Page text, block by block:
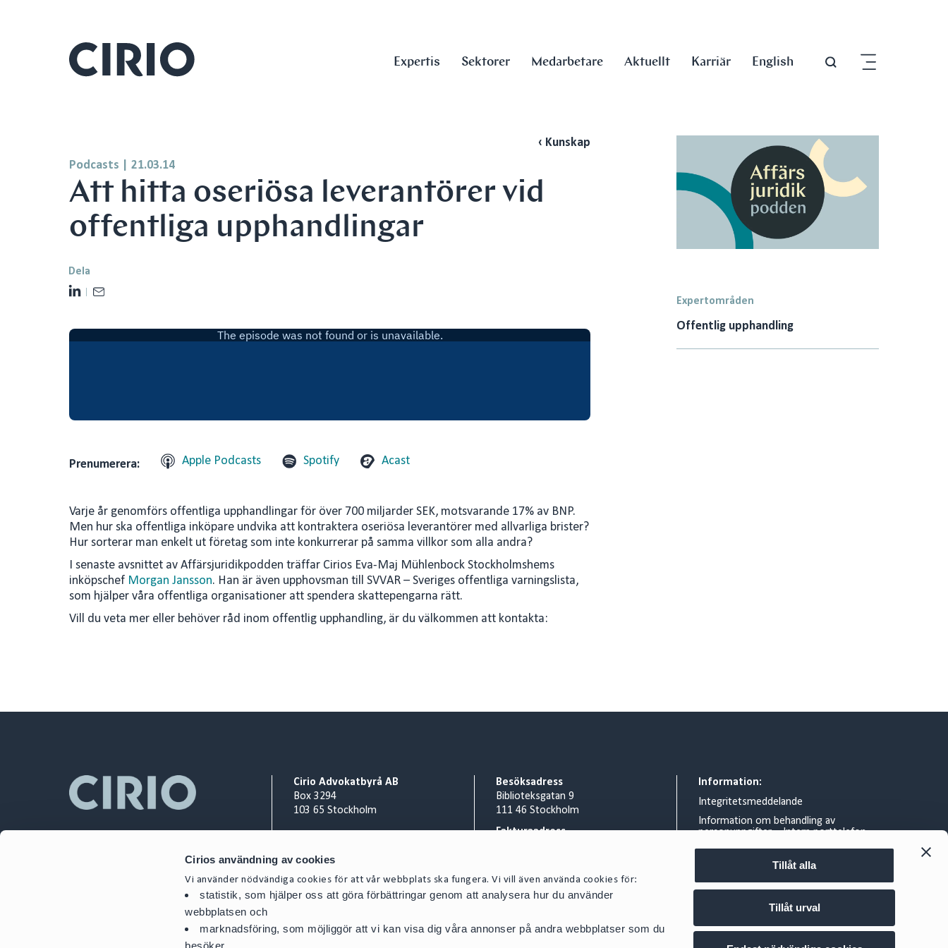
Cirios användning av cookies
Vi använder nödvändiga cookies för att vår webbplats ska fungera. Vi vill även använda cookies för:
statistik, som hjälper oss att göra förbättringar genom att analysera hur du använder
webbplatsen och
marknadsföring, som möjliggör att vi kan visa dig våra annonser på andra webbplatser som du
Tillåt alla
Tillåt urval
Expertis Sektorer Medarbetare Aktuellt Karriär English
‹ Kunskap
Podcasts |21.03.14
Att hitta oseriösa leverantörer vid
offentliga upphandlingar
Dela
L
n
n
a
Prenumerera: Apple Podcasts Spotify Acast
Varje år genomförs offentliga upphandlingar för över 700 miljarder SEK, motsvarande 17% av BNP.
Men hur ska offentliga inköpare undvika att kontraktera oseriösa leverantörer med allvarliga brister?
Hur sorterar man enkelt ut företag som inte konkurrerar på samma villkor som alla andra?
I senaste avsnittet av Affärsjuridikpodden träffar Cirios Eva-Maj Mühlenbock Stockholmshems
inköpschef Morgan Jansson. Han är även upphovsman till SVVAR – Sveriges offentliga varningslista,
som hjälper våra offentliga organisationer att spendera skattepengarna rätt.
Vill du veta mer eller behöver råd inom offentlig upphandling, är du välkommen att kontakta:
Expertområden
Offentlig upphandling
Cirio Advokatbyrå AB
Box 3294
103 65 Stockholm
+ 46 8 527 916 00
contact@cirio.se
Besöksadress
Biblioteksgatan 9
111 46 Stockholm
Fakturaadress
SE 831 90 Östersund
Mejla inscannad faktura till:
Information:
Integritetsmeddelande
Information om behandling av
personuppgifter – Intern porttelefon
Allmänna villkor
Rättsligt meddelande
Information om gränsöverskridande
skattearrangemang